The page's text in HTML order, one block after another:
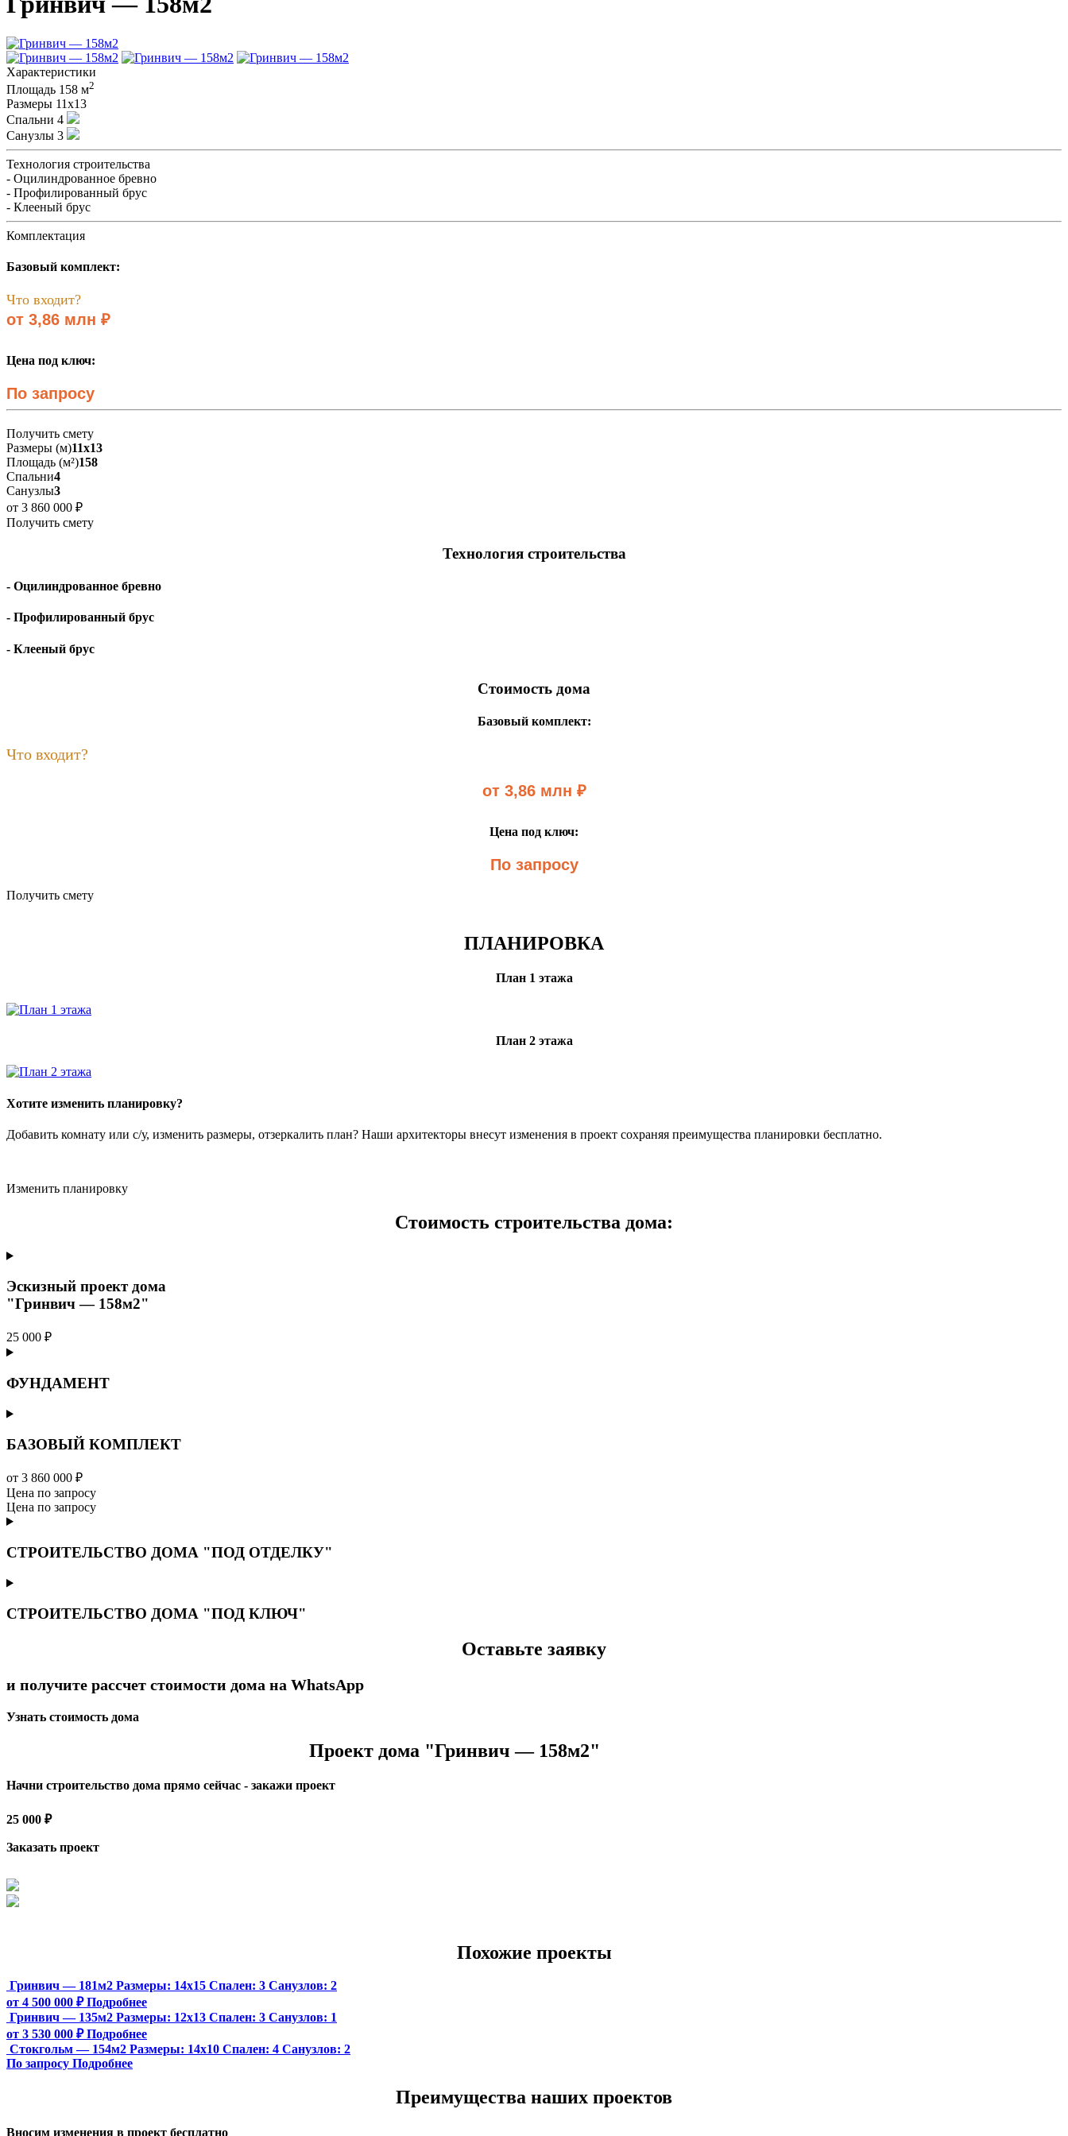
Характеристики
Площадь 158 м2
Размеры 11x13
Спальни 4
Санузлы 3
Технология строительства
- Оцилиндрованное бревно
- Профилированный брус
- Клееный брус
Комплектация
Базовый комплект:
Что входит?
от 3,86 млн ₽
Цена под ключ:
По запросу
Получить смету
Размеры (м)11x13
Площадь (м²)158
Спальни4
Санузлы3
от 3 860 000 ₽
Получить смету
Технология строительства
- Оцилиндрованное бревно
- Профилированный брус
- Клееный брус
Стоимость дома
Базовый комплект:
Что входит?
от 3,86 млн ₽
Цена под ключ:
По запросу
Получить смету
ПЛАНИРОВКА
План 1 этажа
План 2 этажа
Хотите изменить планировку?
Добавить комнату или с/у, изменить размеры, отзеркалить план? Наши архитекторы внесут изменения в проект сохраняя преимущества планировки бесплатно.
Изменить планировку
Стоимость строительства дома:
Эскизный проект дома
"Гринвич — 158м2"
25 000 ₽
ФУНДАМЕНТ
БАЗОВЫЙ КОМПЛЕКТ
от 3 860 000 ₽
Цена по запросу
Цена по запросу
СТРОИТЕЛЬСТВО ДОМА "ПОД ОТДЕЛКУ"
СТРОИТЕЛЬСТВО ДОМА "ПОД КЛЮЧ"
Оставьте заявку
и получите рассчет стоимости дома на WhatsApp
Узнать стоимость дома
Проект дома "Гринвич — 158м2"
Начни строительство дома прямо сейчас - закажи проект
25 000 ₽
Заказать проект
Похожие проекты
Гринвич — 181м2 Размеры: 14х15 Спален: 3 Санузлов: 2
от 4 500 000 ₽ Подробнее
Гринвич — 135м2 Размеры: 12х13 Спален: 3 Санузлов: 1
от 3 530 000 ₽ Подробнее
Стокгольм — 154м2 Размеры: 14х10 Спален: 4 Санузлов: 2
По запросу Подробнее
Преимущества наших проектов
Вносим изменения в проект бесплатно